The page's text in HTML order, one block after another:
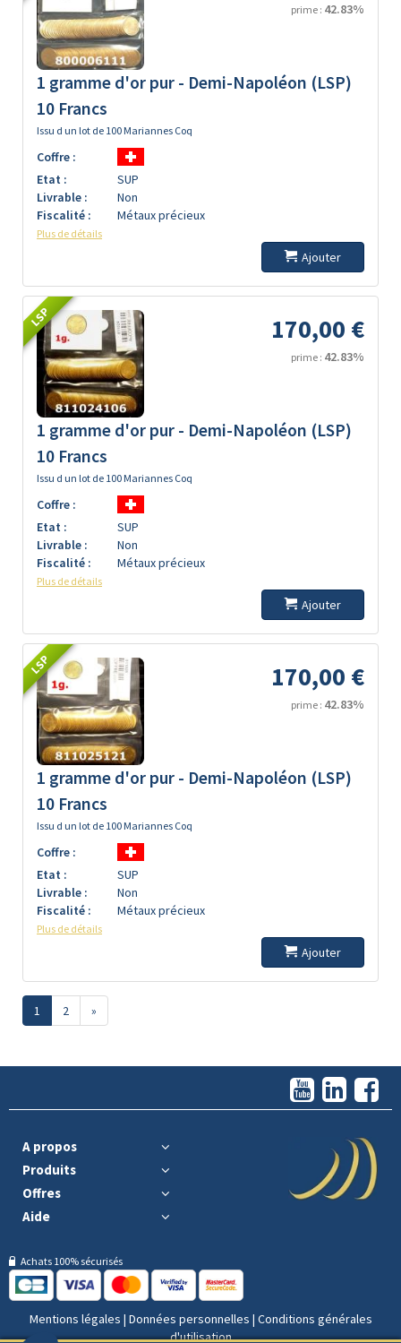
prime : 42.83%
1 gramme d'or pur - Demi-Napoléon (LSP)
10 Francs
Issu d un lot de 100 Mariannes Coq
Coffre :
Etat :
SUP
Livrable :
Non
Fiscalité :
Métaux précieux
Plus de détails
Ajouter
LSP 170,00 €
prime : 42.83%
1 gramme d'or pur - Demi-Napoléon (LSP)
10 Francs
Issu d un lot de 100 Mariannes Coq
Coffre :
Etat :
SUP
Livrable :
Non
Fiscalité :
Métaux précieux
Plus de détails
Ajouter
LSP 170,00 €
prime : 42.83%
1 gramme d'or pur - Demi-Napoléon (LSP)
10 Francs
Issu d un lot de 100 Mariannes Coq
Coffre :
Etat :
SUP
Livrable :
Non
Fiscalité :
Métaux précieux
Plus de détails
Ajouter
1 2 »
A propos
Produits
Offres
Aide
Achats 100% sécurisés
Mentions légales | Données personnelles | Conditions générales
d'utilisation